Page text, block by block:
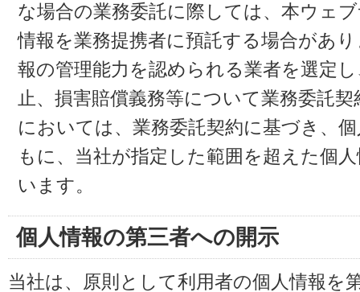
な場合の業務委託に際しては、本ウェ
情報を業務提携者に預託する場合があ
報の管理能力を認められる業者を選定
止、損害賠償義務等について業務委託
においては、業務委託契約に基づき、
もに、当社が指定した範囲を超えた個
います。
個人情報の第三者への開示
当社は、原則として利用者の個人情報を